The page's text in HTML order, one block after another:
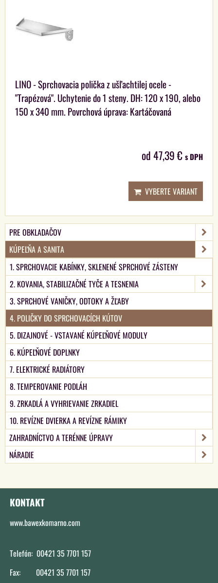
LINO - Sprchovacia polička z ušľachtilej ocele -
"Trapézová". Uchytenie do 1 steny. DH: 120 x 190, alebo
150 x 340 mm. Povrchová úprava: Kartáčovaná
od 47,39 € s DPH
VYBERTE VARIANT
PRE OBKLADAČOV
KÚPEĽŇA A SANITA
1. SPRCHOVACIE KABÍNKY, SKLENENÉ SPRCHOVÉ ZÁSTENY
2. KOVANIA, STABILIZAČNÉ TYČE A TESNENIA
3. SPRCHOVÉ VANIČKY, ODTOKY A ŽĽABY
4. POLIČKY DO SPRCHOVACÍCH KÚTOV
5. DIZAJNOVÉ - VSTAVANÉ KÚPEĽŇOVÉ MODULY
6. KÚPEĽŇOVÉ DOPLNKY
7. ELEKTRICKÉ RADIÁTORY
8. TEMPEROVANIE PODLÁH
9. ZRKADLÁ A VYHRIEVANIE ZRKADIEL
10. REVÍZNE DVIERKA A REVÍZNE RÁMIKY
ZAHRADNÍCTVO A TERÉNNE ÚPRAVY
NÁRADIE
KONTAKT
www.bawexkomarno.com
Telefón: 00421 35 7701 157
Fax: 00421 35 7701 157